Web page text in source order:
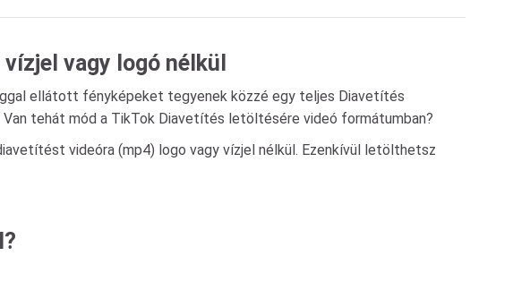
vagy logó nélkül
ellátott fényképeket tegyenek közzé egy teljes Diavetítés
Van tehát mód a TikTok Diavetítés letöltésére videó formátumban?
videóra (mp4) logo vagy vízjel nélkül. Ezenkívül letölthetsz